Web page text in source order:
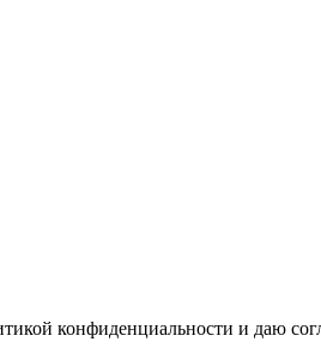
конфиденциальности и даю